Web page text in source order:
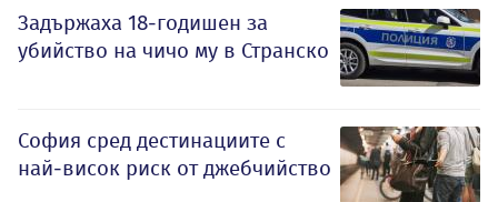
Задържаха 18-годишен за
убийство на чичо му в Странско
София сред дестинациите с
най-висок риск от джебчийство